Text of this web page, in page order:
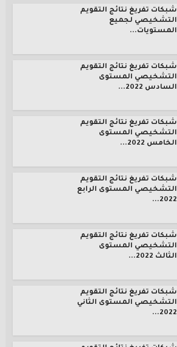
شبكات تفريغ نتائج التقويم
التشخيصي لجميع
المستويات...
شبكات تفريغ نتائج التقويم
التشخيصي المستوى
السادس 2022...
شبكات تفريغ نتائج التقويم
التشخيصي المستوى
الخامس 2022...
شبكات تفريغ نتائج التقويم
التشخيصي المستوى الرابع
2022...
شبكات تفريغ نتائج التقويم
التشخيصي المستوى
الثالث 2022...
شبكات تفريغ نتائج التقويم
التشخيصي المستوى الثاني
2022...